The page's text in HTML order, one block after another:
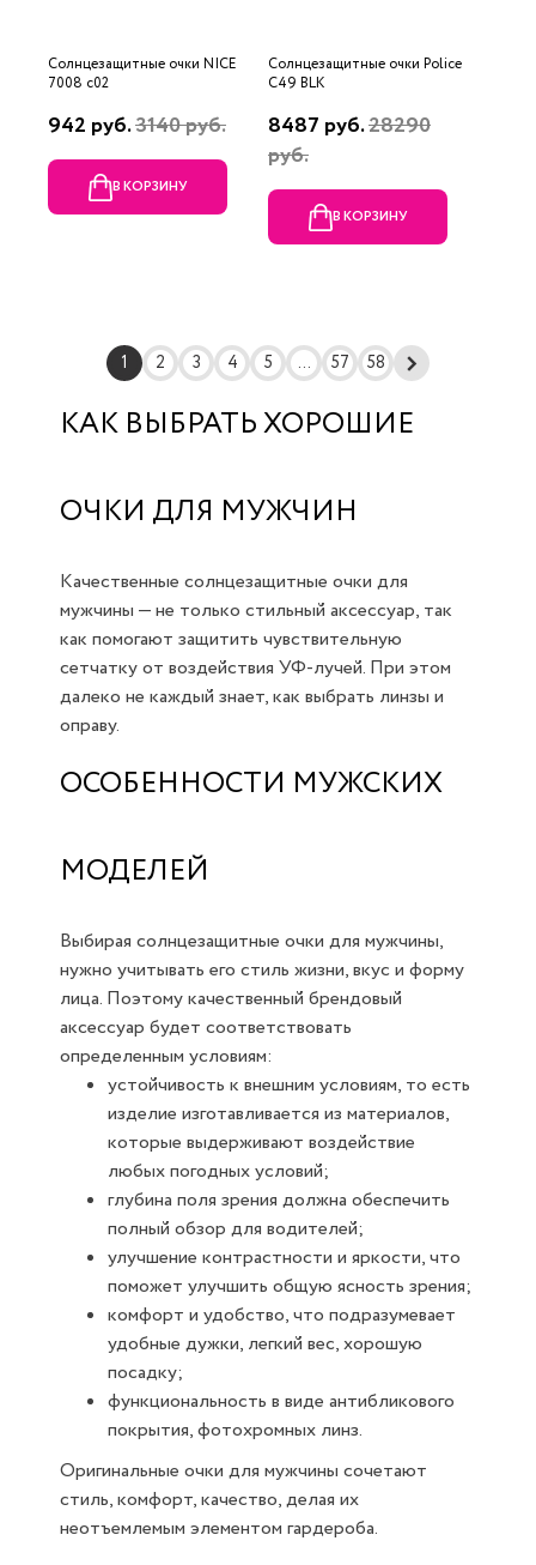
Солнцезащитные очки NICE
7008 с02
942 руб.3140 руб.
В КОРЗИНУ
Солнцезащитные очки Police
C49 BLK
8487 руб.28290
руб.
В КОРЗИНУ
1 2 3 4 5 ... 57 58
КАК ВЫБРАТЬ ХОРОШИЕ
ОЧКИ ДЛЯ МУЖЧИН
Качественные солнцезащитные очки для
мужчины — не только стильный аксессуар, так
как помогают защитить чувствительную
сетчатку от воздействия УФ-лучей. При этом
далеко не каждый знает, как выбрать линзы и
оправу.
ОСОБЕННОСТИ МУЖСКИХ
МОДЕЛЕЙ
Выбирая солнцезащитные очки для мужчины,
нужно учитывать его стиль жизни, вкус и форму
лица. Поэтому качественный брендовый
аксессуар будет соответствовать
определенным условиям:
устойчивость к внешним условиям, то есть
изделие изготавливается из материалов,
которые выдерживают воздействие
любых погодных условий;
глубина поля зрения должна обеспечить
полный обзор для водителей;
улучшение контрастности и яркости, что
поможет улучшить общую ясность зрения;
комфорт и удобство, что подразумевает
удобные дужки, легкий вес, хорошую
посадку;
функциональность в виде антибликового
покрытия, фотохромных линз.
Оригинальные очки для мужчины сочетают
стиль, комфорт, качество, делая их
неотъемлемым элементом гардероба.